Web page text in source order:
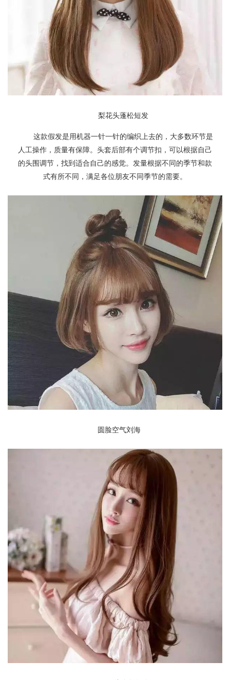
梨花头蓬松短发
这款假发是用机器一针一针的编织上去的，大多数环节是
人工操作，质量有保障。头套后部有个调节扣，可以根据自己
的头围调节，找到适合自己的感觉。发量根据不同的季节和款
式有所不同，满足各位朋友不同季节的需要。
圆脸空气刘海